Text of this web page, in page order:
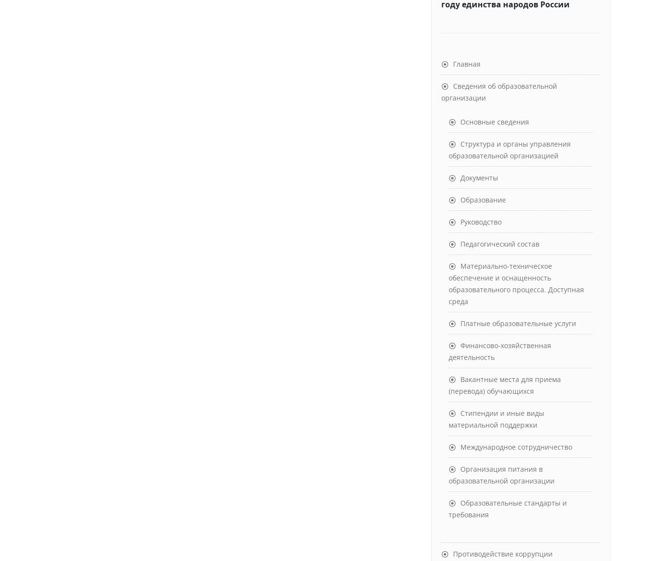
году единства народов России
Главная
Сведения об образовательной
организации
Основные сведения
Структура и органы управления
образовательной организацией
Документы
Образование
Руководство
Педагогический состав
Материально-техническое
обеспечение и оснащенность
образовательного процесса. Доступная
среда
Платные образовательные услуги
Финансово-хозяйственная
деятельность
Вакантные места для приема
(перевода) обучающихся
Стипендии и иные виды
материальной поддержки
Международное сотрудничество
Организация питания в
образовательной организации
Образовательные стандарты и
требования
Противодействие коррупции